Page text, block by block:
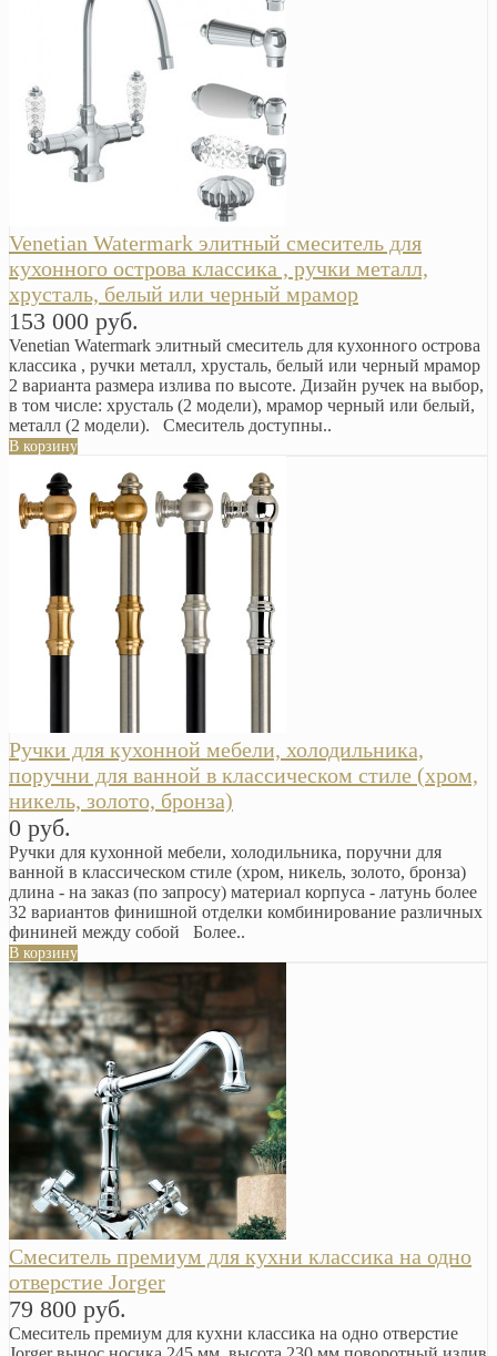
Venetian Watermark элитный смеситель для
кухонного острова классика , ручки металл,
хрусталь, белый или черный мрамор
153 000 руб.
Venetian Watermark элитный смеситель для кухонного острова
классика , ручки металл, хрусталь, белый или черный мрамор
2 варианта размера излива по высоте. Дизайн ручек на выбор,
в том числе: хрусталь (2 модели), мрамор черный или белый,
металл (2 модели). Смеситель доступны..
В корзину
Ручки для кухонной мебели, холодильника,
поручни для ванной в классическом стиле (хром,
никель, золото, бронза)
0 руб.
Ручки для кухонной мебели, холодильника, поручни для
ванной в классическом стиле (хром, никель, золото, бронза)
длина - на заказ (по запросу) материал корпуса - латунь более
32 вариантов финишной отделки комбинирование различных
фининей между собой Более..
В корзину
Смеситель премиум для кухни классика на одно
отверстие Jorger
79 800 руб.
Смеситель премиум для кухни классика на одно отверстие